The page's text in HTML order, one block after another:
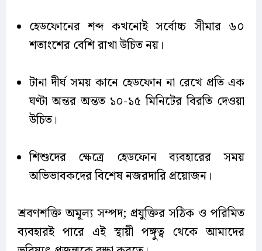
হেডফোনের শব্দ কখনোই সর্বোচ্চ সীমার ৬০
শতাংশের বেশি রাখা উচিত নয়।
টানা দীর্ঘ সময় কানে হেডফোন না রেখে প্রতি এক
ঘণ্টা অন্তর অন্তত ১০-১৫ মিনিটের বিরতি দেওয়া
উচিত।
শিশুদের ক্ষেত্রে হেডফোন ব্যবহারের সময়
অভিভাবকদের বিশেষ নজরদারি প্রয়োজন।
শ্রবণশক্তি অমূল্য সম্পদ; প্রযুক্তির সঠিক ও পরিমিত
ব্যবহারই পারে এই স্থায়ী পঙ্গুত্ব থেকে আমাদের